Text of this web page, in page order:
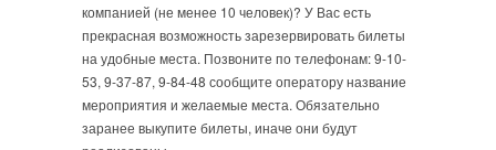
компанией (не менее 10 человек)? У Вас есть
прекрасная возможность зарезервировать билеты
на удобные места. Позвоните по телефонам: 9-10-
53, 9-37-87, 9-84-48 сообщите оператору название
мероприятия и желаемые места. Обязательно
заранее выкупите билеты, иначе они будут